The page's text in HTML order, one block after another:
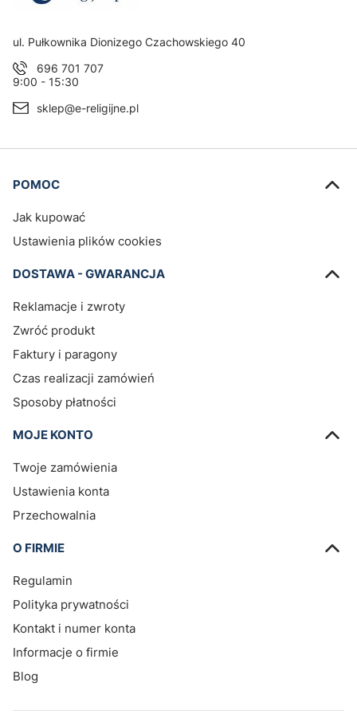
Adres:
ul. Pułkownika Dionizego Czachowskiego 40
696 701 707
9:00 - 15:30
sklep@e-religijne.pl
Linki w stopce
POMOC
Jak kupować
Ustawienia plików cookies
DOSTAWA - GWARANCJA
Reklamacje i zwroty
Zwróć produkt
Faktury i paragony
Czas realizacji zamówień
Sposoby płatności
MOJE KONTO
Twoje zamówienia
Ustawienia konta
Przechowalnia
O FIRMIE
Regulamin
Polityka prywatności
Kontakt i numer konta
Informacje o firmie
Blog